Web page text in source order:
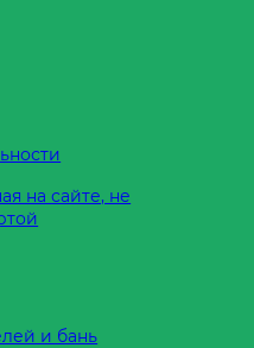
на сайте, не
и бань